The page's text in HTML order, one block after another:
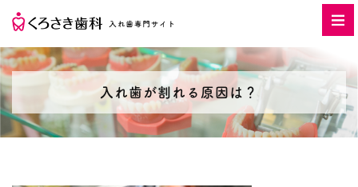
入れ歯が割れる原因は？